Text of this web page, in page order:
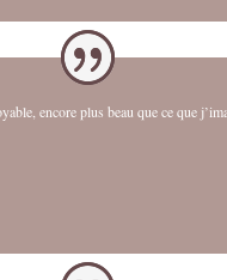
encore plus beau que ce que